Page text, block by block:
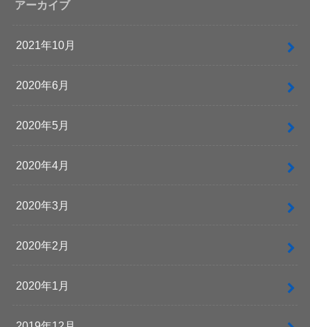
アーカイブ
2021年10月
2020年6月
2020年5月
2020年4月
2020年3月
2020年2月
2020年1月